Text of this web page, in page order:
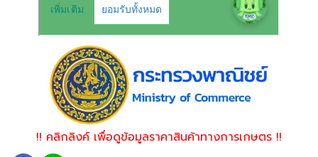
!! คลิกลิงค์ เพื่อดูข้อมูลราคาสินค้าทางการเกษตร !!